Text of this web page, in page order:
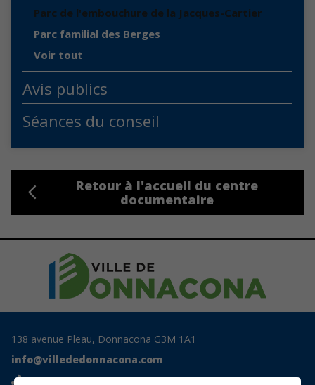
Parc de l'embouchure de la Jacques-Cartier
Parc familial des Berges
Voir tout
Avis publics
Séances du conseil
Retour à l'accueil du centre
documentaire
138 avenue Pleau, Donnacona G3M 1A1
info@villededonnacona.com
418 285-0110